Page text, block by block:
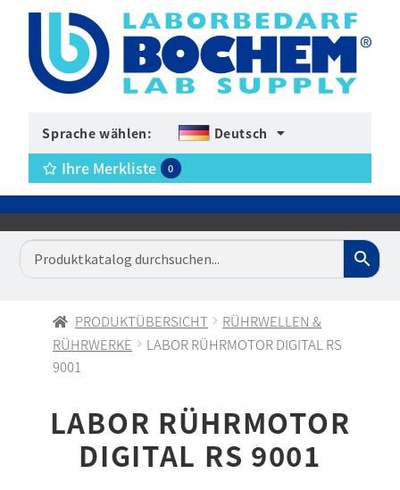
Sprache wählen: Deutsch
Ihre Merkliste 0
PRODUKTÜBERSICHT
RÜHRWELLEN &
RÜHRWERKE
LABOR RÜHRMOTOR DIGITAL RS
9001
LABOR RÜHRMOTOR
DIGITAL RS 9001